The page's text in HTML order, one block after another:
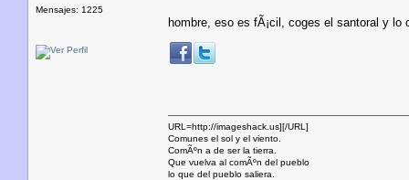
Mensajes: 1225
hombre, eso es fÃ¡cil, coges el santoral y lo
URL=http://imageshack.us][/URL]
Comunes el sol y el viento.
ComÃºn a de ser la tierra.
Que vuelva al comÃºn del pueblo
lo que del pueblo saliera.